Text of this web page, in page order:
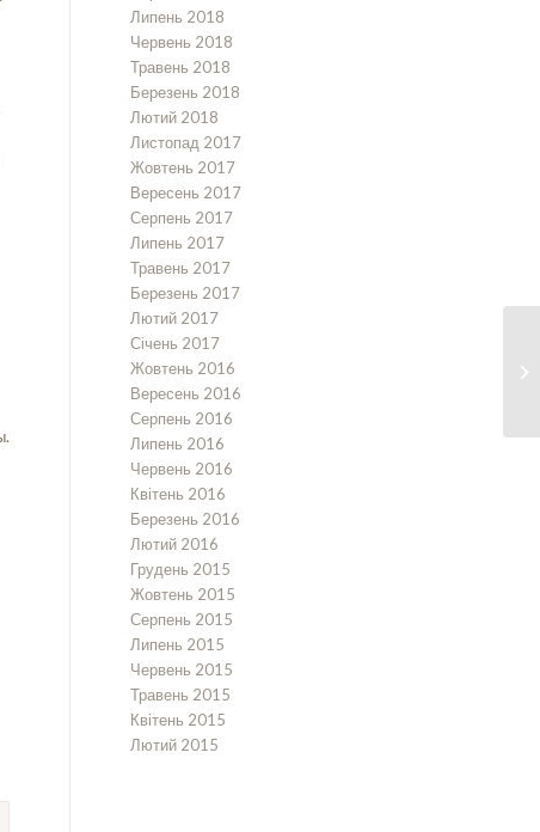
Липень 2018
Червень 2018
Травень 2018
Березень 2018
Лютий 2018
Листопад 2017
Жовтень 2017
Вересень 2017
Серпень 2017
Липень 2017
Травень 2017
Березень 2017
Лютий 2017
Січень 2017
Жовтень 2016
Вересень 2016
Серпень 2016
Липень 2016
Червень 2016
Квітень 2016
Березень 2016
Лютий 2016
Грудень 2015
Жовтень 2015
Серпень 2015
Липень 2015
Червень 2015
Травень 2015
Квітень 2015
Лютий 2015